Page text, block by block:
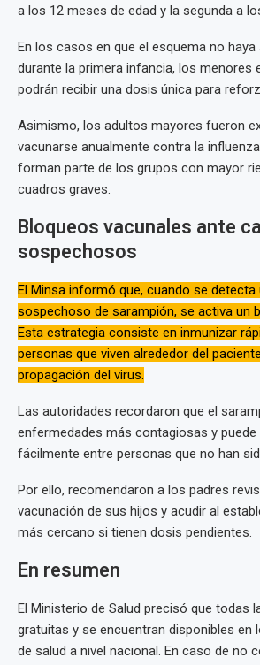
a los 12 meses de edad y la segunda a
En los casos en que el esquema no
durante la primera infancia, los menores
podrán recibir una dosis única para
Asimismo, los adultos mayores fueron
vacunarse anualmente contra la
forman parte de los grupos con mayor
cuadros graves.
Bloqueos vacunales ante
sospechosos
El Minsa informó que, cuando se detecta
sospechoso de sarampión, se activa un
Esta estrategia consiste en inmunizar
personas que viven alrededor del
propagación del virus.
Las autoridades recordaron que el
enfermedades más contagiosas y
fácilmente entre personas que no han
Por ello, recomendaron a los padres
vacunación de sus hijos y acudir al
más cercano si tienen dosis pendientes.
En resumen
El Ministerio de Salud precisó que todas
gratuitas y se encuentran disponibles en
de salud a nivel nacional. En caso de no